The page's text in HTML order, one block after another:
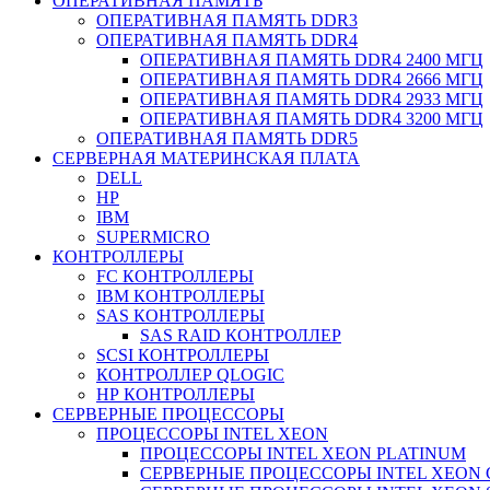
ОПЕРАТИВНАЯ ПАМЯТЬ DDR3
ОПЕРАТИВНАЯ ПАМЯТЬ DDR4
ОПЕРАТИВНАЯ ПАМЯТЬ DDR4 2400 МГЦ
ОПЕРАТИВНАЯ ПАМЯТЬ DDR4 2666 МГЦ
ОПЕРАТИВНАЯ ПАМЯТЬ DDR4 2933 МГЦ
ОПЕРАТИВНАЯ ПАМЯТЬ DDR4 3200 МГЦ
ОПЕРАТИВНАЯ ПАМЯТЬ DDR5
СЕРВЕРНАЯ МАТЕРИНСКАЯ ПЛАТА
DELL
HP
IBM
SUPERMICRO
КОНТРОЛЛЕРЫ
FC КОНТРОЛЛЕРЫ
IBM КОНТРОЛЛЕРЫ
SAS КОНТРОЛЛЕРЫ
SAS RAID КОНТРОЛЛЕР
SCSI КОНТРОЛЛЕРЫ
КОНТРОЛЛЕР QLOGIC
НР КОНТРОЛЛЕРЫ
СЕРВЕРНЫЕ ПРОЦЕССОРЫ
ПРОЦЕССОРЫ INTEL XEON
ПРОЦЕССОРЫ INTEL XEON PLATINUM
СЕРВЕРНЫЕ ПРОЦЕССОРЫ INTEL XEON